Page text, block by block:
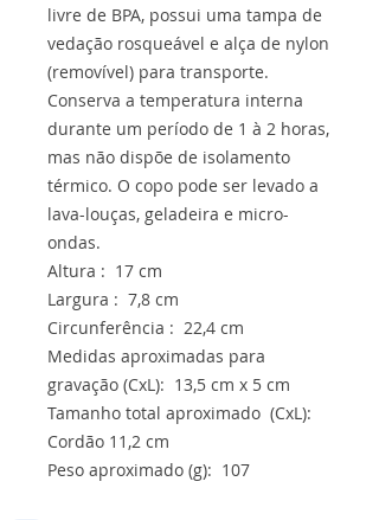
livre de BPA, possui uma tampa de
vedação rosqueável e alça de nylon
(removível) para transporte.
Conserva a temperatura interna
durante um período de 1 à 2 horas,
mas não dispõe de isolamento
térmico. O copo pode ser levado a
lava-louças, geladeira e micro-
ondas.
Altura : 17 cm
Largura : 7,8 cm
Circunferência : 22,4 cm
Medidas aproximadas para
gravação (CxL): 13,5 cm x 5 cm
Tamanho total aproximado (CxL):
Cordão 11,2 cm
Peso aproximado (g): 107